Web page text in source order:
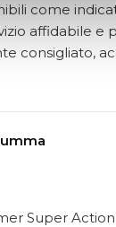
come
affidabile e
consigliato,
Super